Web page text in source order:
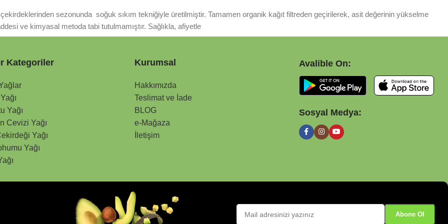
çekirdeklerinden sezonunda soğuk sıkım tekniğiyle üretilmiştir. Tamamen organik kağıt filtreden geçirilerek, asit değerinin yükselme
ve kimyasal metoda tabi tutulmamıştır. Sağlıkla, afiyetle
Kategoriler
Yağı
Cevizi Yağı
Yağı
Yağı
Kurumsal
Hakkımızda
Teslimat ve İade
BLOG
e-Mağaza
İletişim
Avalible On:
Sosyal Medya: